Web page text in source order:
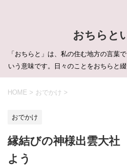
おちらと
「おちらと」は、私の住む地方の言葉
いう意味です。日々のことをおちらと
HOME > おでかけ >
おでかけ
縁結びの神様出雲大
よう